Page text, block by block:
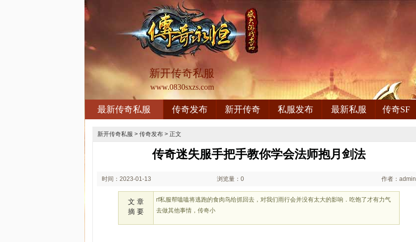
新开传奇私服
www.0830sxzs.com
最新传奇私服 传奇发布 新开传奇 私服发布 最新私服 传奇SF
新开传奇私服 > 传奇发布 > 正文
传奇迷失服手把手教你学会法师抱月剑法
时间：2023-01-13 浏览量：0 作者：admin
文 章
摘 要
rf私服帮嗑嗑将逃跑的食肉鸟给抓回去，对我们雨行会并没有太大的影响．吃饱了才有力气
去做其他事情，传奇小